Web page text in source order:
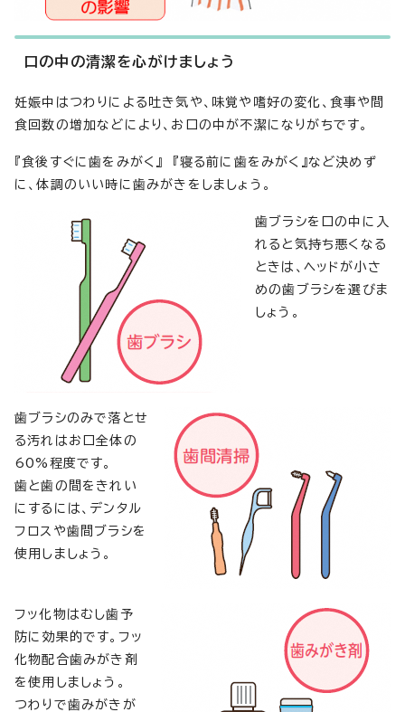
口の中の清潔を心がけましょう
妊娠中はつわりによる吐き気や、味覚や嗜好の変化、食事や間
食回数の増加などにより、お口の中が不潔になりがちです。
『食後すぐに歯をみがく』 『寝る前に歯をみがく』など決めず
に、体調のいい時に歯みがきをしましょう。
歯ブラシを口の中に入
れると気持ち悪くなる
ときは、ヘッドが小さ
めの歯ブラシを選びま
しょう。
歯ブラシのみで落とせ
る汚れはお口全体の
60%程度です。
歯と歯の間をきれい
にするには、デンタル
フロスや歯間ブラシを
使用しましょう。
フッ化物はむし歯予
防に効果的です。フッ
化物配合歯みがき剤
を使用しましょう。
つわりで歯みがきが